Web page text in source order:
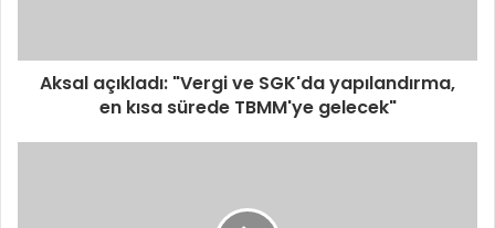
Aksal açıkladı: "Vergi ve SGK'da yapılandırma,
en kısa sürede TBMM'ye gelecek"